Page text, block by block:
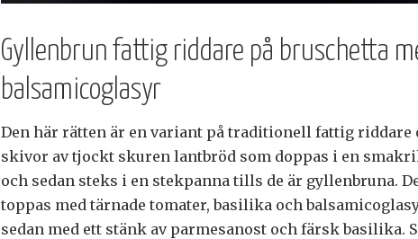
Gyllenbrun fattig riddare på bruschetta
balsamicoglasyr
Den här rätten är en variant på traditionell fattig riddare
skivor av tjockt skuren lantbröd som doppas i en
och sedan steks i en stekpanna tills de är gyllenbruna.
toppas med tärnade tomater, basilika och
sedan med ett stänk av parmesanost och färsk basilika.